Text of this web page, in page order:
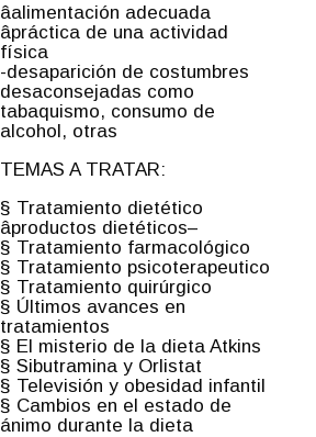
âalimentación adecuada
âpráctica de una actividad
física
-desaparición de costumbres
desaconsejadas como
tabaquismo, consumo de
alcohol, otras
TEMAS A TRATAR:
§ Tratamiento dietético
âproductos dietéticos–
§ Tratamiento farmacológico
§ Tratamiento psicoterapeutico
§ Tratamiento quirúrgico
§ Últimos avances en
tratamientos
§ El misterio de la dieta Atkins
§ Sibutramina y Orlistat
§ Televisión y obesidad infantil
§ Cambios en el estado de
ánimo durante la dieta